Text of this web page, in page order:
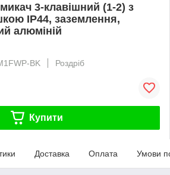
3-клавішний (1-2) з
IP44, заземлення,
алюміній
BK
Роздріб
Купити
Доставка Оплата Умови